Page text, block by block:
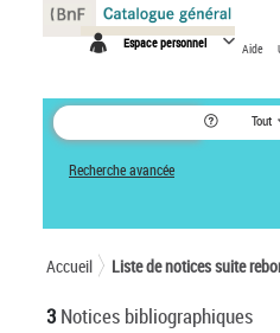
Espace personnel Aide
Tout
Recherche avancée
Accueil Liste de notices suite
3 Notices bibliographiques
Panneau de gestion des cookies